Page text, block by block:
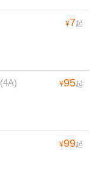
¥7起
(4A) ¥95起
¥99起